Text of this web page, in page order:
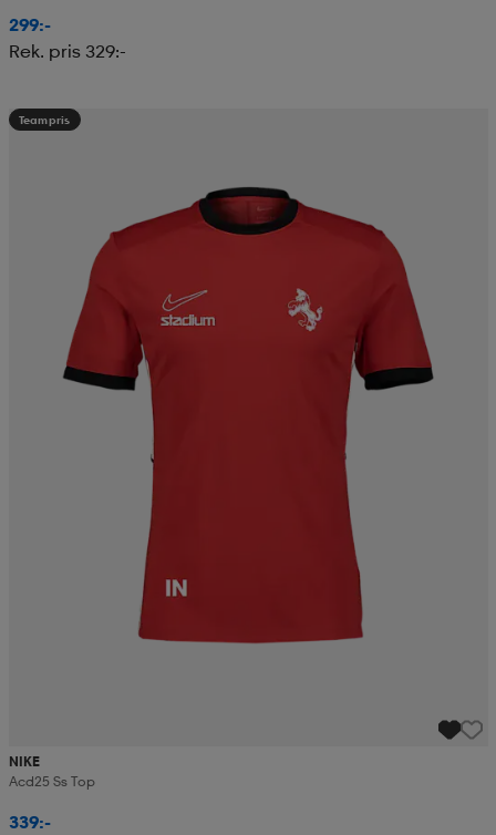
299:-
Rek. pris 329:-
Teampris
NIKE
Acd25 Ss Top
339:-